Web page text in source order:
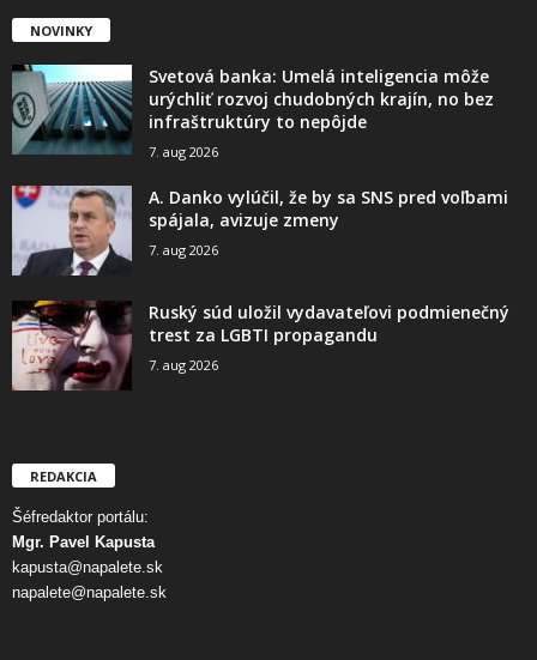
NOVINKY
Svetová banka: Umelá inteligencia môže
urýchliť rozvoj chudobných krajín, no bez
infraštruktúry to nepôjde
7. aug 2026
A. Danko vylúčil, že by sa SNS pred voľbami
spájala, avizuje zmeny
7. aug 2026
Ruský súd uložil vydavateľovi podmienečný
trest za LGBTI propagandu
7. aug 2026
REDAKCIA
Šéfredaktor portálu:
Mgr. Pavel Kapusta
kapusta@napalete.sk
napalete@napalete.sk